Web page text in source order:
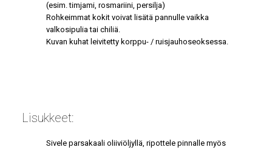
(esim. timjami, rosmariini, persilja)
Rohkeimmat kokit voivat lisätä pannulle vaikka
valkosipulia tai chiliä.
Kuvan kuhat leivitetty korppu- / ruisjauhoseoksessa.
Lisukkeet:
Sivele parsakaali oliiviöljyllä, ripottele pinnalle myös